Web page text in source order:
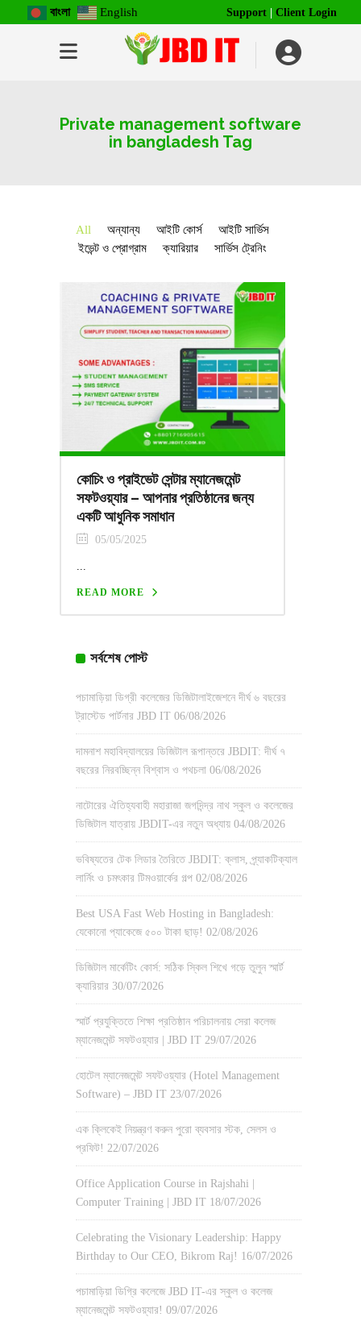
বাংলা English Support Client Login
Private management software
in bangladesh Tag
All অন্যান্য আইটি কোর্স
আইটি সার্ভিস
ইভেন্ট ও প্রোগ্রাম
ক্যারিয়ার সার্ভিস ট্রেনিং
কোচিং ও প্রাইভেট সেন্টার ম্যানেজমেন্ট
সফটওয়্যার – আপনার প্রতিষ্ঠানের জন্য
একটি আধুনিক সমাধান
05/05/2025
...
READ MORE
সর্বশেষ পোস্ট
পচামাড়িয়া ডিগ্রী কলেজের ডিজিটালাইজেশনে দীর্ঘ ৬ বছরের
ট্রাস্টেড পার্টনার JBD IT 06/08/2026
দামনাশ মহাবিদ্যালয়ের ডিজিটাল রূপান্তরে JBDIT: দীর্ঘ ৭
বছরের নিরবচ্ছিন্ন বিশ্বাস ও পথচলা 06/08/2026
নাটোরের ঐতিহ্যবাহী মহারাজা জগদিন্দ্র নাথ স্কুল ও কলেজের
ডিজিটাল যাত্রায় JBDIT-এর নতুন অধ্যায় 04/08/2026
ভবিষ্যতের টেক লিডার তৈরিতে JBDIT: ক্লাস, প্র্যাকটিক্যাল
লার্নিং ও চমৎকার টিমওয়ার্কের গল্প 02/08/2026
Best USA Fast Web Hosting in Bangladesh:
যেকোনো প্যাকেজে ৫০০ টাকা ছাড়! 02/08/2026
ডিজিটাল মার্কেটিং কোর্স: সঠিক স্কিল শিখে গড়ে তুলুন স্মার্ট
ক্যারিয়ার 30/07/2026
স্মার্ট প্রযুক্তিতে শিক্ষা প্রতিষ্ঠান পরিচালনায় সেরা কলেজ
ম্যানেজমেন্ট সফটওয়্যার | JBD IT 29/07/2026
হোটেল ম্যানেজমেন্ট সফটওয়্যার (Hotel Management
Software) – JBD IT 23/07/2026
এক ক্লিকেই নিয়ন্ত্রণ করুন পুরো ব্যবসার স্টক, সেলস ও
প্রফিট! 22/07/2026
Office Application Course in Rajshahi |
Computer Training | JBD IT 18/07/2026
Celebrating the Visionary Leadership: Happy
Birthday to Our CEO, Bikrom Raj! 16/07/2026
পচামাড়িয়া ডিগ্রি কলেজে JBD IT-এর স্কুল ও কলেজ
ম্যানেজমেন্ট সফটওয়্যার! 09/07/2026